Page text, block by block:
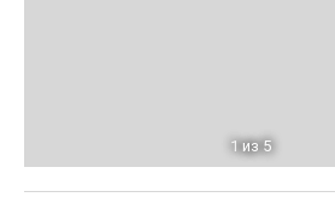
1 из 5